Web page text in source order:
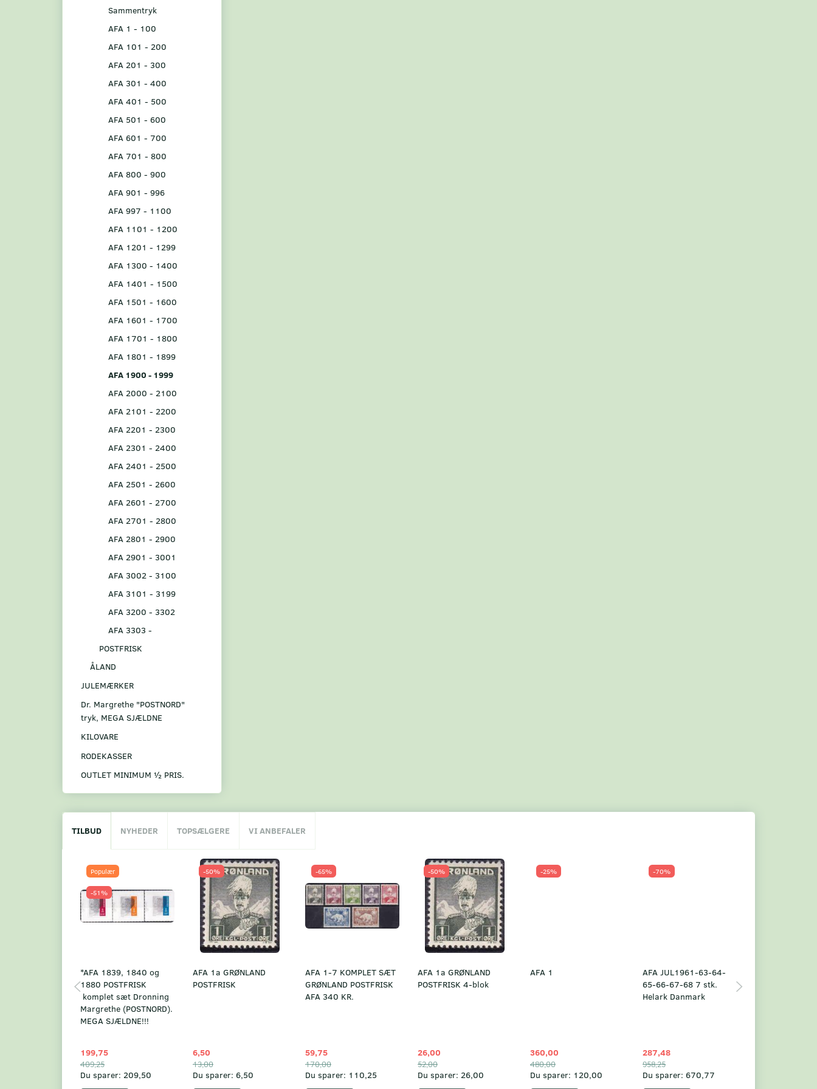
Sammentryk
AFA 1 - 100
AFA 101 - 200
AFA 201 - 300
AFA 301 - 400
AFA 401 - 500
AFA 501 - 600
AFA 601 - 700
AFA 701 - 800
AFA 800 - 900
AFA 901 - 996
AFA 997 - 1100
AFA 1101 - 1200
AFA 1201 - 1299
AFA 1300 - 1400
AFA 1401 - 1500
AFA 1501 - 1600
AFA 1601 - 1700
AFA 1701 - 1800
AFA 1801 - 1899
AFA 1900 - 1999
AFA 2000 - 2100
AFA 2101 - 2200
AFA 2201 - 2300
AFA 2301 - 2400
AFA 2401 - 2500
AFA 2501 - 2600
AFA 2601 - 2700
AFA 2701 - 2800
AFA 2801 - 2900
AFA 2901 - 3001
AFA 3002 - 3100
AFA 3101 - 3199
AFA 3200 - 3302
AFA 3303 -
POSTFRISK
ÅLAND
JULEMÆRKER
Dr. Margrethe "POSTNORD"
tryk, MEGA SJÆLDNE
KILOVARE
RODEKASSER
OUTLET MINIMUM ½ PRIS.
TILBUD NYHEDER TOPSÆLGERE VI ANBEFALER
Populær
-51%
*AFA 1839, 1840 og
1880 POSTFRISK
komplet sæt Dronning
Margrethe (POSTNORD).
MEGA SJÆLDNE!!!
199,75
409,25
Du sparer: 209,50
-50%
AFA 1a GRØNLAND
POSTFRISK
6,50
13,00
Du sparer: 6,50
-65%
AFA 1-7 KOMPLET SÆT
GRØNLAND POSTFRISK
AFA 340 KR.
59,75
170,00
Du sparer: 110,25
-50%
AFA 1a GRØNLAND
POSTFRISK 4-blok
26,00
52,00
Du sparer: 26,00
-25%
AFA 1
360,00
480,00
Du sparer: 120,00
-70%
AFA JUL1961-63-64-
65-66-67-68 7 stk.
Helark Danmark
287,48
958,25
Du sparer: 670,77